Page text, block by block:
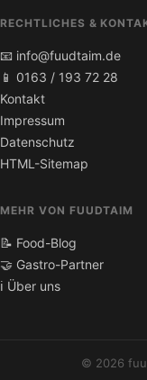
RECHTLICHES &
📧 info@fuudtaim.de
📱 0163 / 193 72 28
Kontakt
Impressum
Datenschutz
HTML-Sitemap
MEHR VON FUUDTAIM
📝 Food-Blog
🤝 Gastro-Partner
ℹ️ Über uns
© 2026